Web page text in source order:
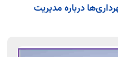
درباره مدیریت